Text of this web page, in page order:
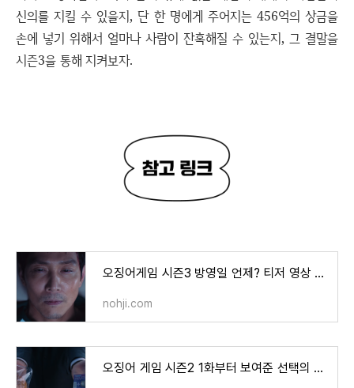
신의를 지킬 수 있을지, 단 한 명에게 주어지는 456억의 상금을
손에 넣기 위해서 얼마나 사람이 잔혹해질 수 있는지, 그 결말을
시즌3을 통해 지켜보자.
오징어게임 시즌3 방영일 언제? 티저 영상 살펴보니
nohji.com
오징어 게임 시즌2 1화부터 보여준 선택의 기회에 담긴 의미